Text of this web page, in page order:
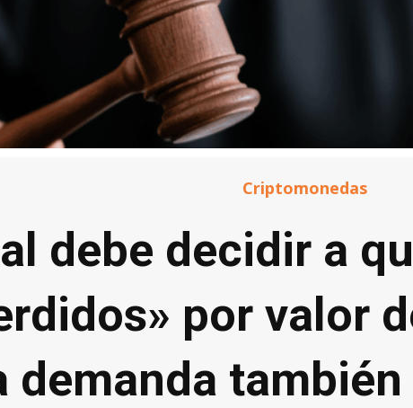
Criptomonedas
debe decidir a
por valor
demanda